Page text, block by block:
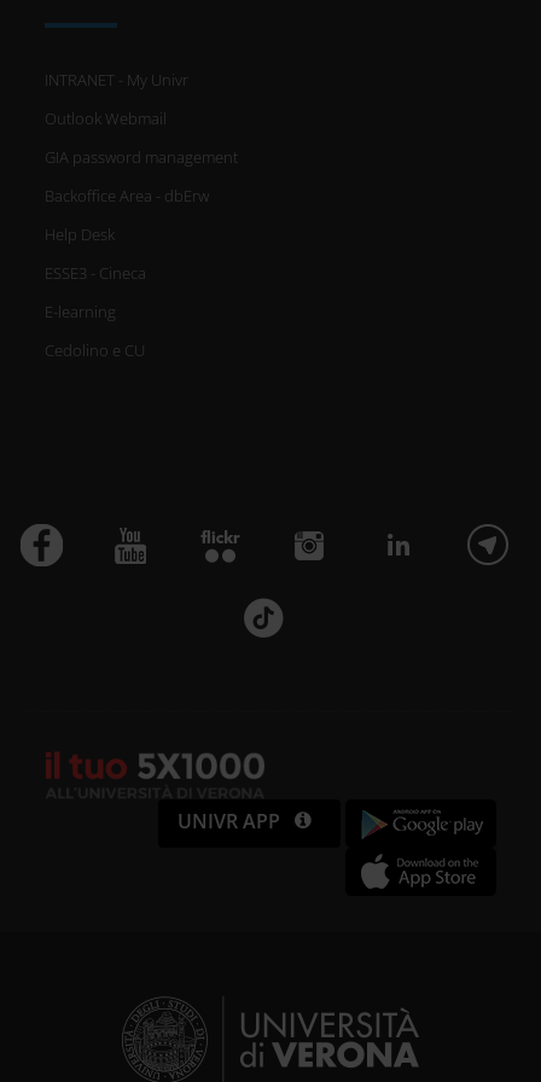
Approfondisci come vengono
elaborati i tuoi dati personali e
imposta le tue preferenze nella
o ritirare il tuo consenso in
Utilizziamo i cookie per
personalizzare contenuti ed
annunci, per fornire funzionalità
inoltre informazioni sul modo in cui
utilizzi il nostro sito con i nostri
partner che si occupano di analisi
dei dati web, pubblicità e social
che hai fornito loro o che hanno
raccolto dal tuo utilizzo dei loro
INTRANET - My Univr
Outlook Webmail
GIA password management
Backoffice Area - dbErw
Help Desk
ESSE3 - Cineca
E-learning
Cedolino e CU
UNIVR APP